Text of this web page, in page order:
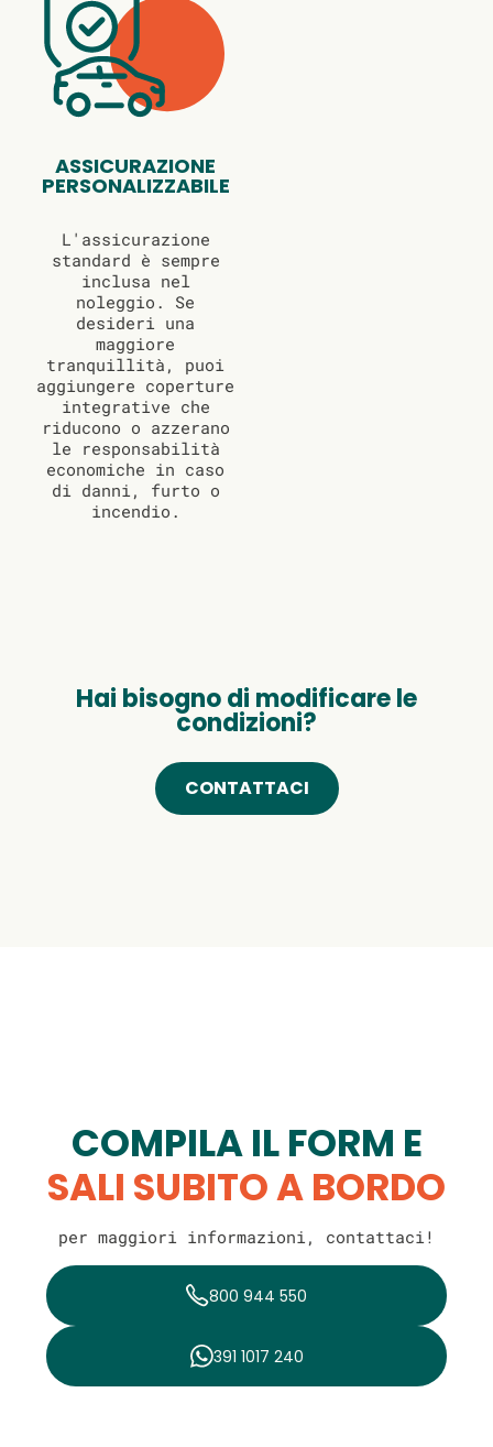
ASSICURAZIONE
PERSONALIZZABILE
L'assicurazione
standard è sempre
inclusa nel
noleggio. Se
desideri una
maggiore
tranquillità, puoi
aggiungere coperture
integrative che
riducono o azzerano
le responsabilità
economiche in caso
di danni, furto o
incendio.
Hai bisogno di modificare le
condizioni?
CONTATTACI
COMPILA IL FORM E
SALI SUBITO A BORDO
per maggiori informazioni, contattaci!
800 944 550
391 1017 240